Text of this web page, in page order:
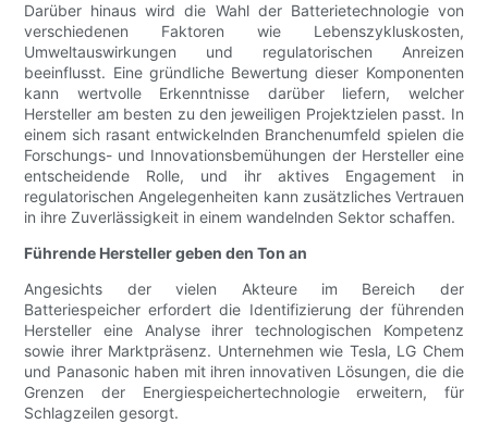
Darüber hinaus wird die Wahl der Batterietechnologie von
verschiedenen Faktoren wie Lebenszykluskosten,
Umweltauswirkungen und regulatorischen Anreizen
beeinflusst. Eine gründliche Bewertung dieser Komponenten
kann wertvolle Erkenntnisse darüber liefern, welcher
Hersteller am besten zu den jeweiligen Projektzielen passt. In
einem sich rasant entwickelnden Branchenumfeld spielen die
Forschungs- und Innovationsbemühungen der Hersteller eine
entscheidende Rolle, und ihr aktives Engagement in
regulatorischen Angelegenheiten kann zusätzliches Vertrauen
in ihre Zuverlässigkeit in einem wandelnden Sektor schaffen.
Führende Hersteller geben den Ton an
Angesichts der vielen Akteure im Bereich der
Batteriespeicher erfordert die Identifizierung der führenden
Hersteller eine Analyse ihrer technologischen Kompetenz
sowie ihrer Marktpräsenz. Unternehmen wie Tesla, LG Chem
und Panasonic haben mit ihren innovativen Lösungen, die die
Grenzen der Energiespeichertechnologie erweitern, für
Schlagzeilen gesorgt.